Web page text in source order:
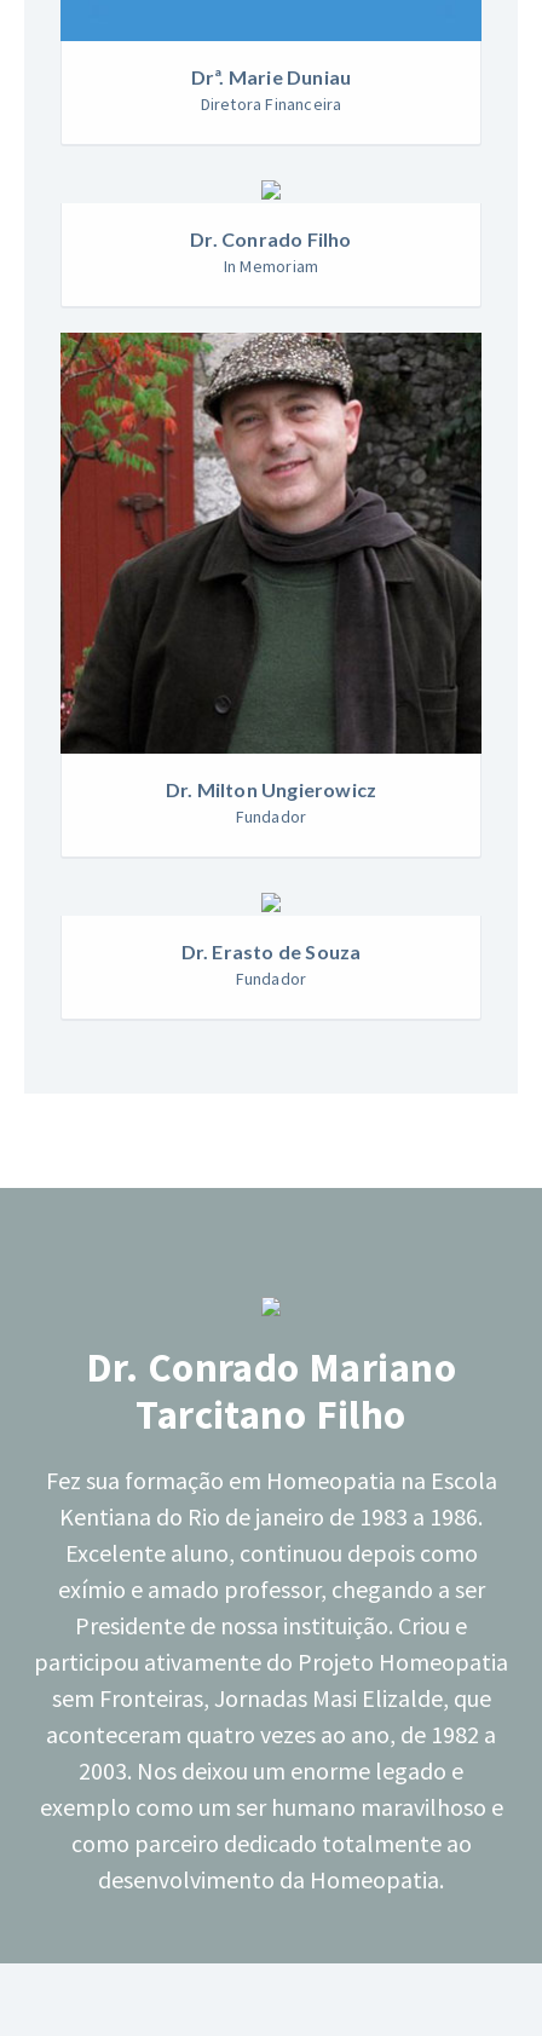
Drª. Marie Duniau
Diretora Financeira
Dr. Conrado Filho
In Memoriam
Dr. Milton Ungierowicz
Fundador
Dr. Erasto de Souza
Fundador
Dr. Conrado Mariano
Tarcitano Filho
Fez sua formação em Homeopatia na Escola
Kentiana do Rio de janeiro de 1983 a 1986.
Excelente aluno, continuou depois como
exímio e amado professor, chegando a ser
Presidente de nossa instituição. Criou e
participou ativamente do Projeto Homeopatia
sem Fronteiras, Jornadas Masi Elizalde, que
aconteceram quatro vezes ao ano, de 1982 a
2003. Nos deixou um enorme legado e
exemplo como um ser humano maravilhoso e
como parceiro dedicado totalmente ao
desenvolvimento da Homeopatia.